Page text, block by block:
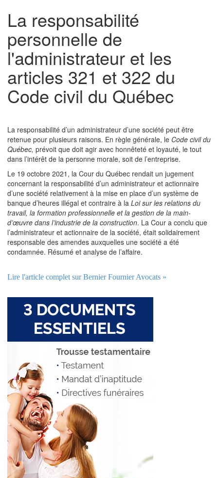
La responsabilité
personnelle de
l'administrateur et les
articles 321 et 322 du
Code civil du Québec
La responsabilité d’un administrateur d’une société peut être
retenue pour plusieurs raisons. En règle générale, le Code civil du
Québec, prévoit que doit agir avec honnêteté et loyauté, le tout
dans l’intérêt de la personne morale, soit de l’entreprise.
Le 19 octobre 2021, la Cour du Québec rendait un jugement
concernant la responsabilité d’un administrateur et actionnaire
d’une société relativement à la mise en place d’un système de
banque d’heures illégal et contraire à la Loi sur les relations du
travail, la formation professionnelle et la gestion de la main-
d’œuvre dans l’industrie de la construction. La Cour a conclu que
l’administrateur et actionnaire de la société, était solidairement
responsable des amendes auxquelles une société a été
condamnée. Résumé et analyse de l’affaire.
Lire l'article complet sur Bernier Fournier Avocats »